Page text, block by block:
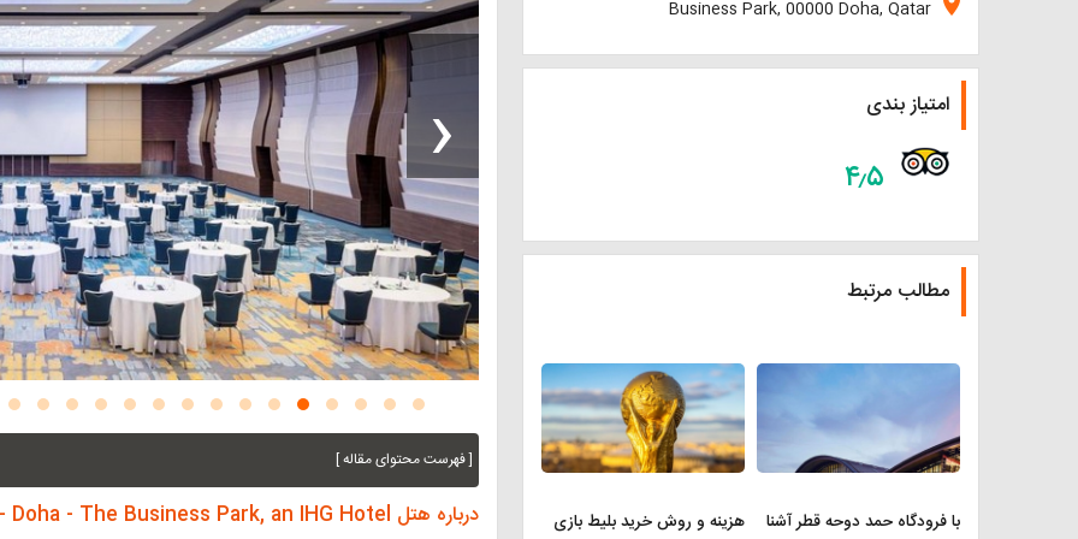
‹
[ فهرست محتوای مقاله ]
درباره هتل Holiday Inn - Doha - The Business Park, an IHG Hotel
Business Park, 00000 Doha, Qatar
امتیاز بندی
۴٫۵
مطالب مرتبط
با فرودگاه حمد دوحه قطر آشنا هزینه و روش خرید بلیط بازی